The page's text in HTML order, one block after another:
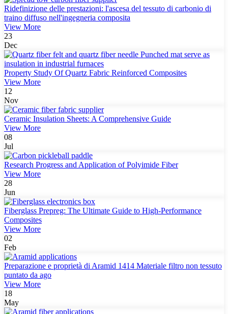
Ridefinizione delle prestazioni: l'ascesa del tessuto di carbonio di
traino diffuso nell'ingegneria composita
View More
23
Dec
Property Study Of Quartz Fabric Reinforced Composites
View More
12
Nov
Ceramic Insulation Sheets: A Comprehensive Guide
View More
08
Jul
Research Progress and Application of Polyimide Fiber
View More
28
Jun
Fiberglass Prepreg: The Ultimate Guide to High-Performance
Composites
View More
02
Feb
Preparazione e proprietà di Aramid 1414 Materiale filtro non tessuto
puntato da ago
View More
18
May